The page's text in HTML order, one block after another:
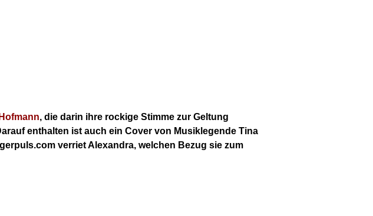
, die darin ihre rockige Stimme zur Geltung
enthalten ist auch ein Cover von Musiklegende Tina
verriet Alexandra, welchen Bezug sie zum